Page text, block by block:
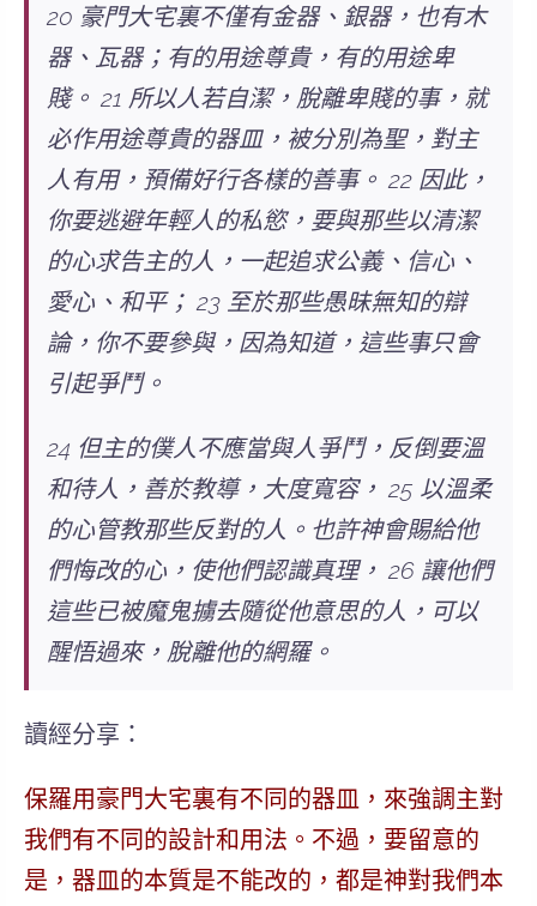
20 豪門大宅裏不僅有金器、銀器，也有木
器、瓦器；有的用途尊貴，有的用途卑
賤。 21 所以人若自潔，脫離卑賤的事，就
必作用途尊貴的器皿，被分別為聖，對主
人有用，預備好行各樣的善事。 22 因此，
你要逃避年輕人的私慾，要與那些以清潔
的心求告主的人，一起追求公義、信心、
愛心、和平； 23 至於那些愚昧無知的辯
論，你不要參與，因為知道，這些事只會
引起爭鬥。
24 但主的僕人不應當與人爭鬥，反倒要溫
和待人，善於教導，大度寬容， 25 以溫柔
的心管教那些反對的人。也許神會賜給他
們悔改的心，使他們認識真理， 26 讓他們
這些已被魔鬼擄去隨從他意思的人，可以
醒悟過來，脫離他的網羅。
讀經分享：
保羅用豪門大宅裏有不同的器皿，來強調主對
我們有不同的設計和用法。不過，要留意的
是，器皿的本質是不能改的，都是神對我們本